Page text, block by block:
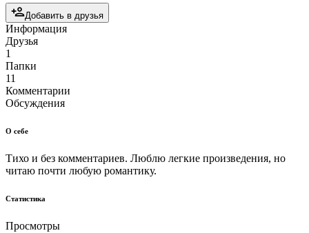
Добавить в друзья
Информация
Друзья
1
Папки
11
Комментарии
Обсуждения
О себе
Тихо и без комментариев. Люблю легкие произведения, но
читаю почти любую романтику.
Статистика
Просмотры